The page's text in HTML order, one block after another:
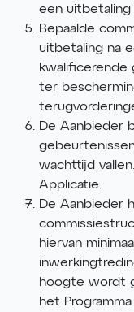
een uitbetaling
Bepaalde
uitbetaling na
kwalificerende
ter
De Aanbieder
wachttijd
Applicatie.
De Aanbieder
hiervan
hoogte wordt
het